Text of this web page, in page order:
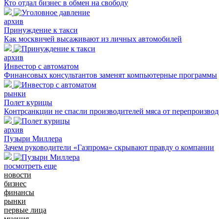
Кто отдал бизнес в обмен на свободу
архив
Принуждение к такси
Как москвичей высаживают из личных автомобилей
архив
Инвестор с автоматом
Финансовых консультантов заменят компьютерные программы
рынки
Полет курицы
Контрсанкции не спасли производителей мяса от
архив
Пузыри Миллера
Зачем руководители «Газпрома» скрывают правду о компании
посмотреть еще
новости
бизнес
финансы
рынки
первые лица